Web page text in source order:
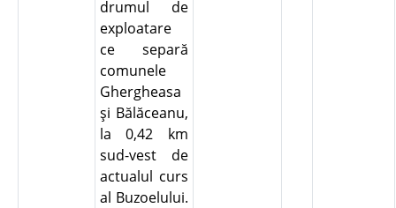
drumul de
exploatare
ce separă
comunele
Ghergheasa
şi Bălăceanu,
la 0,42 km
sud-vest de
actualul curs
al Buzoelului.